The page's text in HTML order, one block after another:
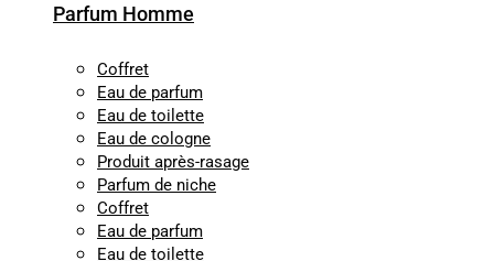
Parfum Homme
Coffret
Eau de parfum
Eau de toilette
Eau de cologne
Produit après-rasage
Parfum de niche
Coffret
Eau de parfum
Eau de toilette